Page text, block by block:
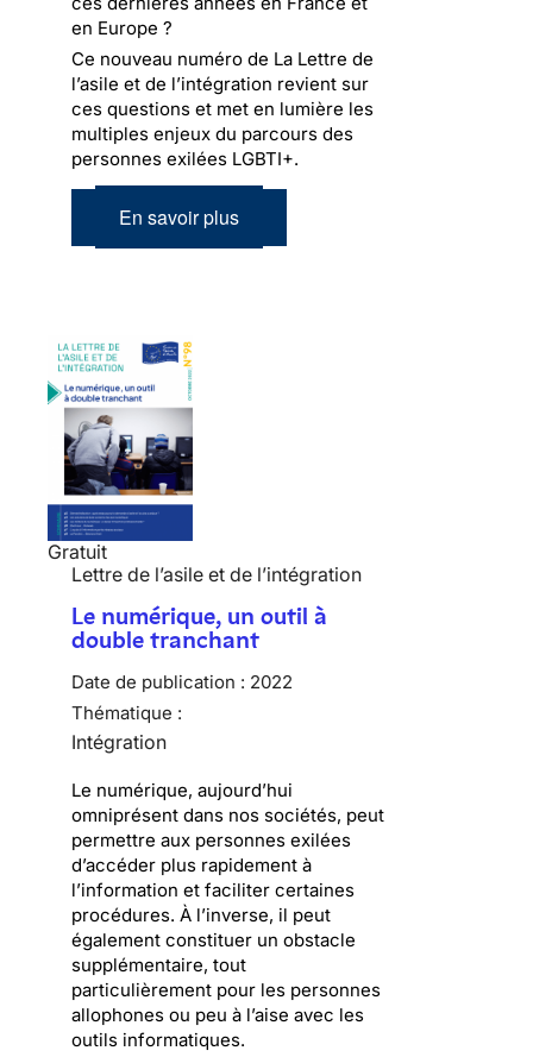
en Europe ?
Ce nouveau numéro de La Lettre de
l’asile et de l’intégration revient sur
ces questions et met en lumière les
multiples enjeux du parcours des
personnes exilées LGBTI+.
En savoir plus
Gratuit
Lettre de l’asile et de l’intégration
Le numérique, un outil à
double tranchant
Date de publication : 2022
Thématique :
Intégration
Le numérique, aujourd’hui
omniprésent dans nos sociétés, peut
permettre aux personnes exilées
d’accéder plus rapidement à
l’information et faciliter certaines
procédures. À l’inverse, il peut
également constituer un obstacle
supplémentaire, tout
particulièrement pour les personnes
allophones ou peu à l’aise avec les
outils informatiques.